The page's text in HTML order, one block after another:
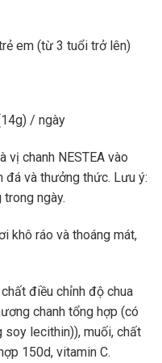
em (từ 3 tuổi trở lên)
/ ngày
vị chanh NESTEA vào
đá và thưởng thức. Lưu ý:
ngày.
khô ráo và thoáng mát,
điều chỉnh độ chua
chanh tổng hợp (có
soy lecithin)), muối, chất
150d, vitamin C.